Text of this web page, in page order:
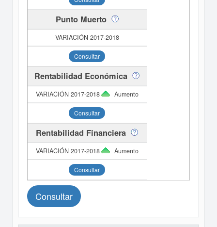
Punto Muerto
Consultar
Rentabilidad Económica
Aumento
Consultar
Rentabilidad Financiera
Aumento
Consultar
Consultar